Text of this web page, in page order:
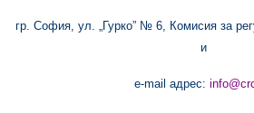
гр. София, ул. „Гурко” № 6, Комисия за
и
e-mail адрес: